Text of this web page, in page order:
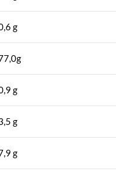
g
g
g
g